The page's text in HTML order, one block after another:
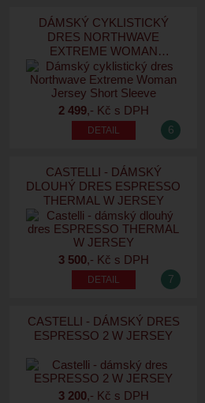
DÁMSKÝ CYKLISTICKÝ
DRES NORTHWAVE
EXTREME WOMAN
JERSEY SHORT SLEEVE
2 499,- Kč s DPH
6
CASTELLI - DÁMSKÝ
DLOUHÝ DRES ESPRESSO
THERMAL W JERSEY
3 500,- Kč s DPH
7
CASTELLI - DÁMSKÝ DRES
ESPRESSO 2 W JERSEY
3 200,- Kč s DPH